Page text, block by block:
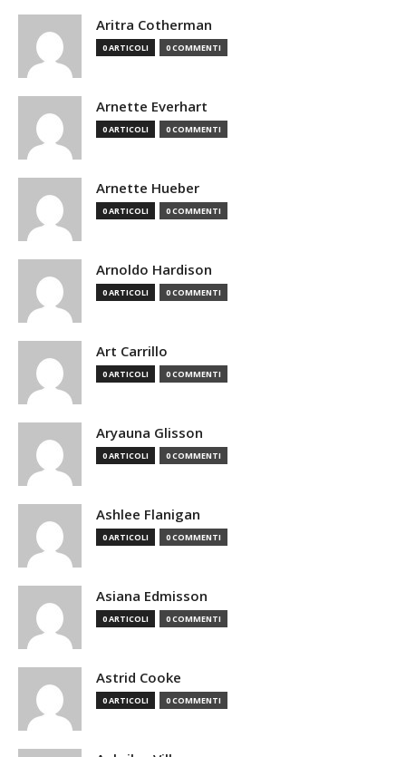
Aritra Cotherman
0 ARTICOLI 0 COMMENTI
Arnette Everhart
0 ARTICOLI 0 COMMENTI
Arnette Hueber
0 ARTICOLI 0 COMMENTI
Arnoldo Hardison
0 ARTICOLI 0 COMMENTI
Art Carrillo
0 ARTICOLI 0 COMMENTI
Aryauna Glisson
0 ARTICOLI 0 COMMENTI
Ashlee Flanigan
0 ARTICOLI 0 COMMENTI
Asiana Edmisson
0 ARTICOLI 0 COMMENTI
Astrid Cooke
0 ARTICOLI 0 COMMENTI